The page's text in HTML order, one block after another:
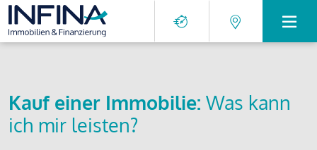
Kauf einer Immobilie: Was kann
ich mir leisten?